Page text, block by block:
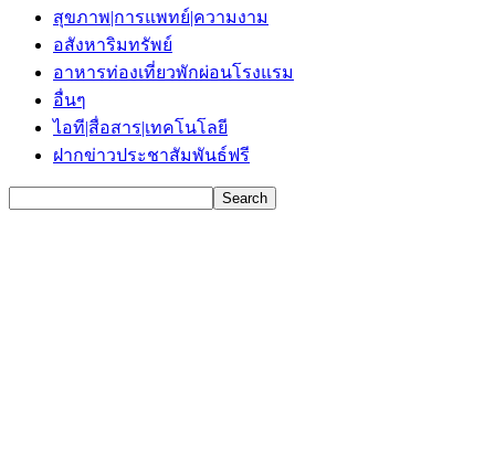
สุขภาพ|การแพทย์|ความงาม
อสังหาริมทรัพย์
อาหารท่องเที่ยวพักผ่อนโรงแรม
อื่นๆ
ไอที|สื่อสาร|เทคโนโลยี
ฝากข่าวประชาสัมพันธ์ฟรี